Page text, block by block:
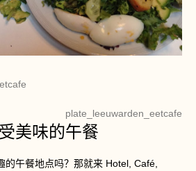
美味的午餐
的午餐地点吗？那就来 Hotel, Café,